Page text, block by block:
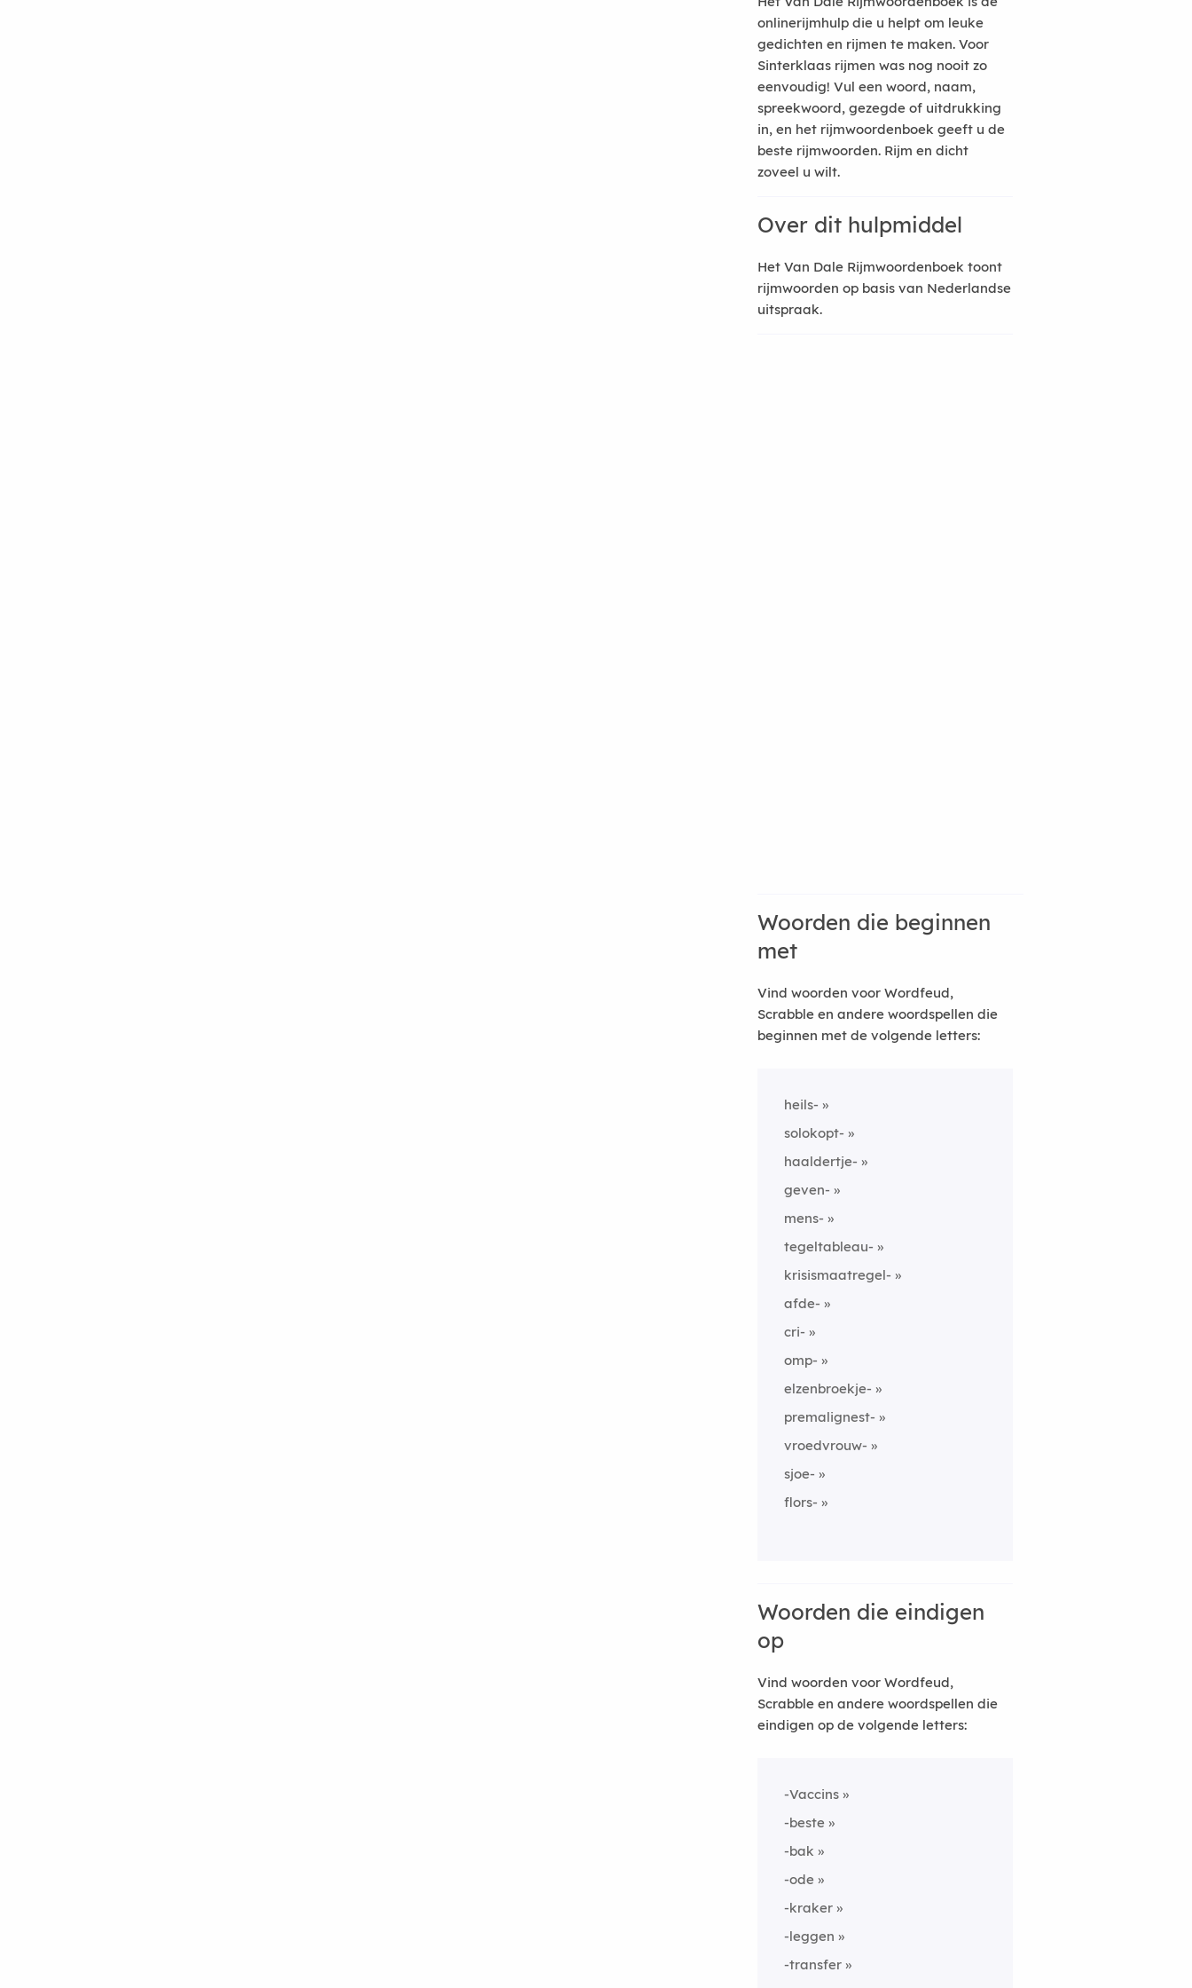
onlinerijmhulp die u helpt om leuke
gedichten en rijmen te maken. Voor
Sinterklaas rijmen was nog nooit zo
eenvoudig! Vul een woord, naam,
spreekwoord, gezegde of uitdrukking
in, en het rijmwoordenboek geeft u de
beste rijmwoorden. Rijm en dicht
zoveel u wilt.
Over dit hulpmiddel
Het Van Dale Rijmwoordenboek toont
rijmwoorden op basis van Nederlandse
uitspraak.
Woorden die beginnen
met
Vind woorden voor Wordfeud,
Scrabble en andere woordspellen die
beginnen met de volgende letters:
heils-
solokopt-
haaldertje-
geven-
mens-
tegeltableau-
krisismaatregel-
afde-
cri-
omp-
elzenbroekje-
premalignest-
vroedvrouw-
sjoe-
flors-
Woorden die eindigen
op
Vind woorden voor Wordfeud,
Scrabble en andere woordspellen die
eindigen op de volgende letters:
-Vaccins
-beste
-bak
-ode
-kraker
-leggen
-transfer